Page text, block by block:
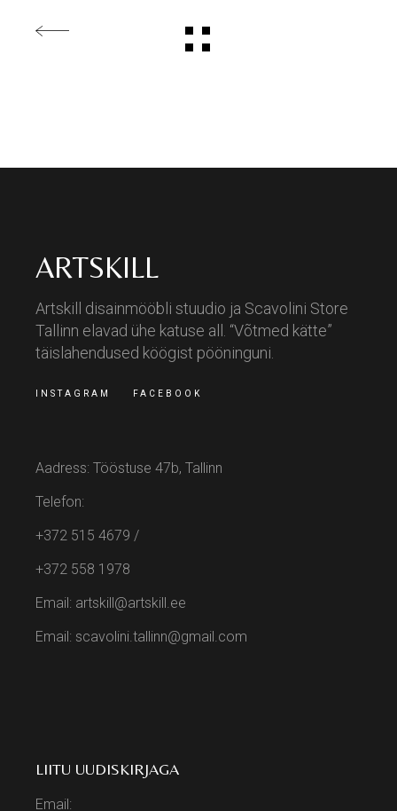
ARTSKILL
Artskill disainmööbli stuudio ja Scavolini Store
Tallinn elavad ühe katuse all. “Võtmed kätte”
täislahendused köögist pööninguni.
INSTAGRAM FACEBOOK
Aadress: Tööstuse 47b, Tallinn
Telefon:
+372 515 4679 /
+372 558 1978
Email: artskill@artskill.ee
Email: scavolini.tallinn@gmail.com
LIITU UUDISKIRJAGA
Email: